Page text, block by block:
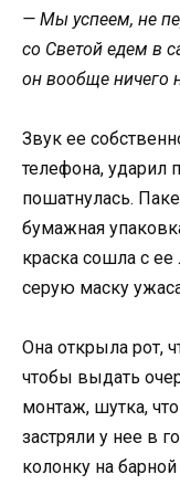
— Мы успеем, не
со Светой едем в
он вообще ничего
Звук ее
телефона, ударил
пошатнулась.
бумажная
краска сошла с
серую маску
Она открыла рот,
чтобы выдать
монтаж, шутка,
застряли у нее в
колонку на